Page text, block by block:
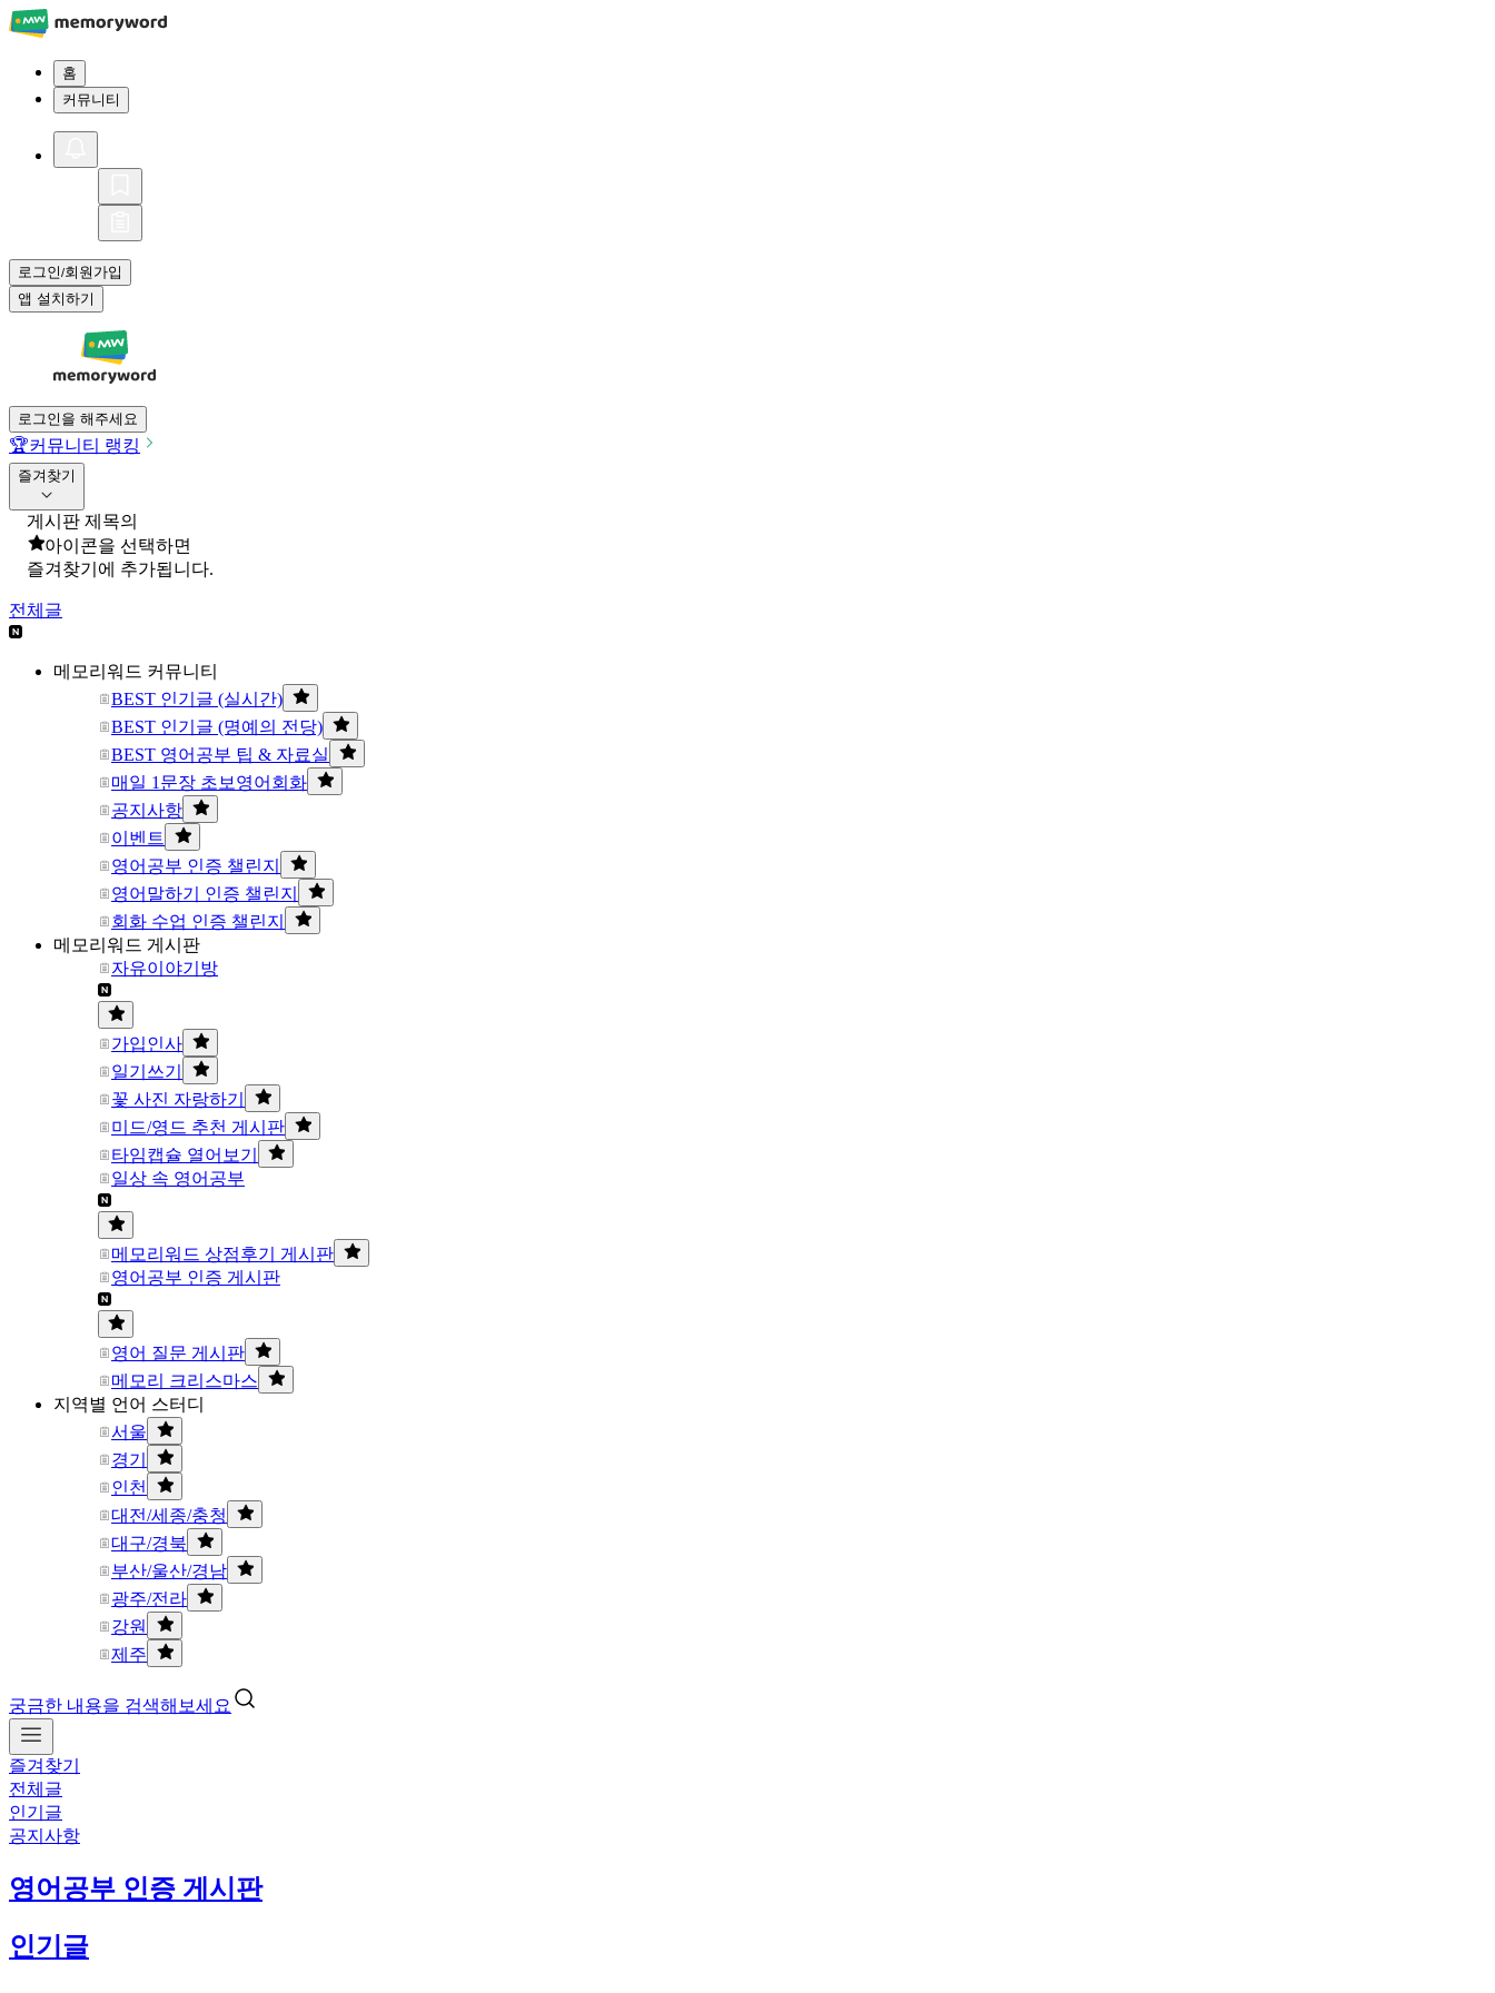
홈
커뮤니티
로그인/회원가입
앱 설치하기
로그인을 해주세요
🏆커뮤니티 랭킹
즐겨찾기
게시판 제목의
아이콘을 선택하면
즐겨찾기에 추가됩니다.
전체글
메모리워드 커뮤니티
BEST 인기글 (실시간)
BEST 인기글 (명예의 전당)
BEST 영어공부 팁 & 자료실
매일 1문장 초보영어회화
공지사항
이벤트
영어공부 인증 챌린지
영어말하기 인증 챌린지
회화 수업 인증 챌린지
메모리워드 게시판
자유이야기방
가입인사
일기쓰기
꽃 사진 자랑하기
미드/영드 추천 게시판
타임캡슐 열어보기
일상 속 영어공부
메모리워드 상점후기 게시판
영어공부 인증 게시판
영어 질문 게시판
메모리 크리스마스
지역별 언어 스터디
서울
경기
인천
대전/세종/충청
대구/경북
부산/울산/경남
광주/전라
강원
제주
궁금한 내용을 검색해보세요
즐겨찾기
전체글
인기글
공지사항
영어공부 인증 게시판
인기글